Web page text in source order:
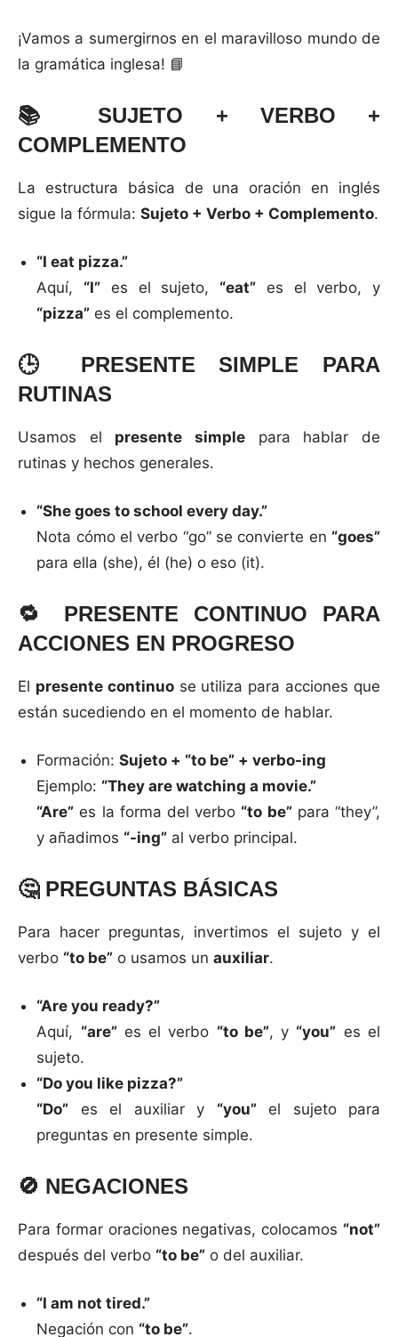
¡Vamos a sumergirnos en el maravilloso mundo de
la gramática inglesa! 📘
📚SUJETO + VERBO +
COMPLEMENTO
La estructura básica de una oración en inglés
sigue la fórmula: Sujeto + Verbo + Complemento.
“I eat pizza.”
Aquí, “I” es el sujeto, “eat” es el verbo, y
“pizza” es el complemento.
🕒 PRESENTE SIMPLE PARA
RUTINAS
Usamos el presente simple para hablar de
rutinas y hechos generales.
“She goes to school every day.”
Nota cómo el verbo “go” se convierte en “goes”
para ella (she), él (he) o eso (it).
🔁 PRESENTE CONTINUO PARA
ACCIONES EN PROGRESO
El presente continuose utiliza para acciones que
están sucediendo en el momento de hablar.
Formación:Sujeto + “to be” + verbo-ing
Ejemplo: “They are watching a movie.”
“Are” es la forma del verbo “to be”para “they”,
y añadimos “-ing” al verbo principal.
🤔 PREGUNTAS BÁSICAS
Para hacer preguntas, invertimos el sujeto y el
verbo “to be” o usamos un auxiliar.
“Are you ready?”
Aquí, “are”es el verbo “to be”, y “you” es el
sujeto.
“Do you like pizza?”
“Do” es el auxiliar y “you”el sujeto para
preguntas en presente simple.
🚫 NEGACIONES
Para formar oraciones negativas, colocamos “not”
después del verbo “to be” o del auxiliar.
“I am not tired.”
Negación con “to be”.